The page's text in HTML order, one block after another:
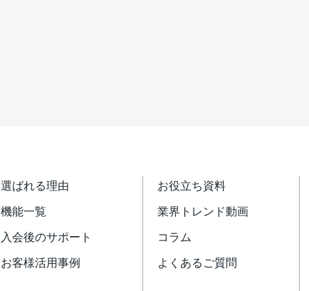
選ばれる理由
機能一覧
入会後のサポート
お客様活用事例
お役立ち資料
業界トレンド動画
コラム
よくあるご質問